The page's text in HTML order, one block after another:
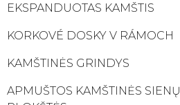
EKSPANDUOTAS KAMŠTIS
KORKOVÉ DOSKY V RÁMOCH
KAMŠTINĖS GRINDYS
APMUŠTOS KAMŠTINĖS SIENŲ